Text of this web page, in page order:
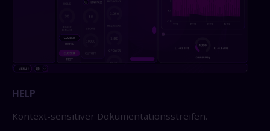
HELP
Kontext-sensitiver Dokumentationsstreifen.